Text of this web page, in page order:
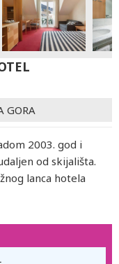
GORA
2003. god i
od skijališta.
lanca hotela